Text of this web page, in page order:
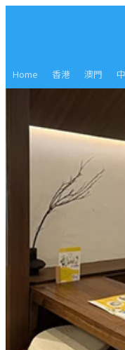
Home 香港 澳門